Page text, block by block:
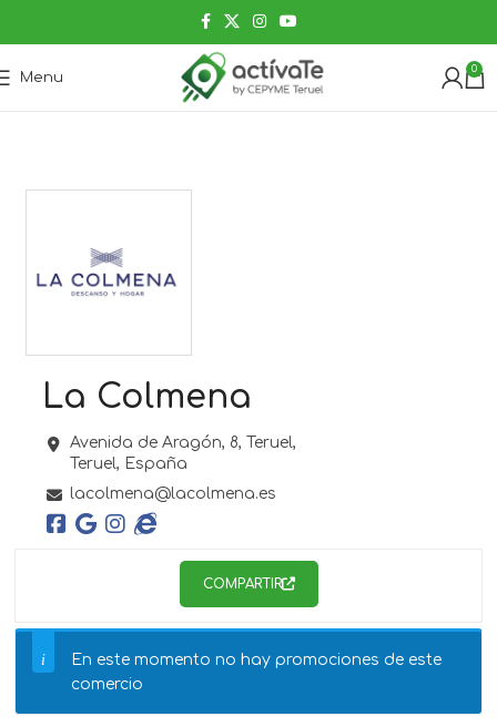
Menu
0
La Colmena
Avenida de Aragón, 8, Teruel,
Teruel, España
lacolmena@lacolmena.es
COMPARTIR
En este momento no hay promociones de este
comercio